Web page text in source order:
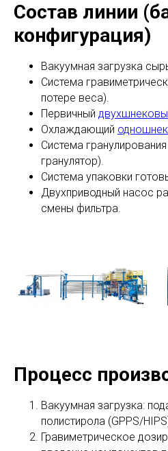
Состав линии
конфигурация)
Вакуумная загрузка
Система
потере веса).
Первичный
Охлаждающий
Система
гранулятор).
Система упаковки
Двухприводный насос
смены фильтра.
Процесс
Вакуумная загрузка:
полистирола (GPPS/
Гравиметрическое